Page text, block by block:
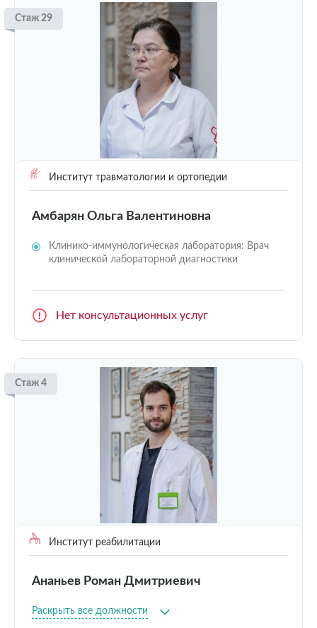
Стаж 29
Институт травматологии и ортопедии
Амбарян Ольга Валентиновна
Клинико-иммунологическая лаборатория: Врач
клинической лабораторной диагностики
Нет консультационных услуг
Стаж 4
Институт реабилитации
Ананьев Роман Дмитриевич
Раскрыть все должности